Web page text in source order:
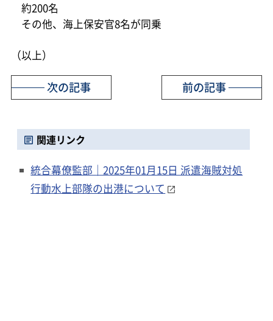
約200名
その他、海上保安官8名が同乗
（以上）
前の記事
次の記事
関連リンク
統合幕僚監部｜2025年01月15日 派遣海賊対処
行動水上部隊の出港について